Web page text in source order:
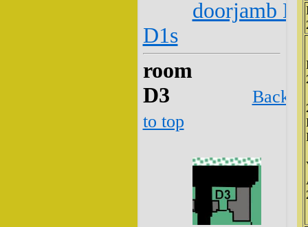
doorjamb
D1s
room
D3
Back
to top